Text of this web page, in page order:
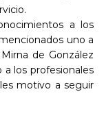
a los
uno a
de González
los profesionales
motivo a seguir